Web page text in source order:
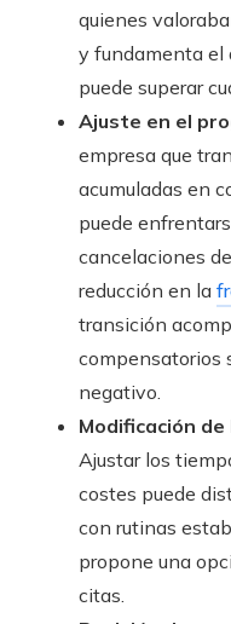
quienes
y fundamenta el
puede superar
Ajuste en el
empresa que
acumuladas en
puede
cancelaciones
reducción en la
transición
compensatorios
negativo.
Modificación
Ajustar los
costes puede
con rutinas
propone una
citas.